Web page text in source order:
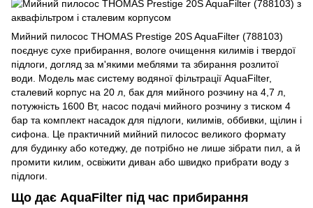
Мийний пилосос THOMAS Prestige 20S AquaFilter (788103)
поєднує сухе прибирання, вологе очищення килимів і твердої
підлоги, догляд за м'якими меблями та збирання розлитої
води. Модель має систему водяної фільтрації AquaFilter,
сталевий корпус на 20 л, бак для мийного розчину на 4,7 л,
потужність 1600 Вт, насос подачі мийного розчину з тиском 4
бар та комплект насадок для підлоги, килимів, оббивки, щілин і
сифона. Це практичний мийний пилосос великого формату
для будинку або котеджу, де потрібно не лише зібрати пил, а й
промити килим, освіжити диван або швидко прибрати воду з
підлоги.
Що дає AquaFilter під час прибирання